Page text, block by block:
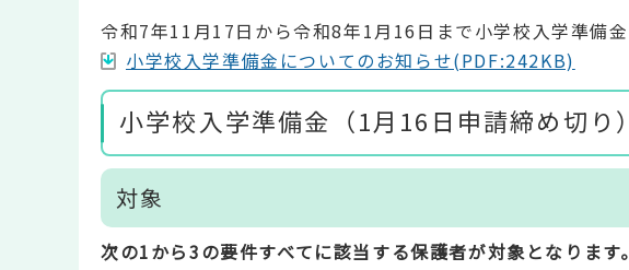
令和7年11月17日から令和8年1月16日まで小学校入学準備金
小学校入学準備金についてのお知らせ(PDF:242KB)
小学校入学準備金（1月16日申請締め切り）
対象
次の1から3の要件すべてに該当する保護者が対象となります。